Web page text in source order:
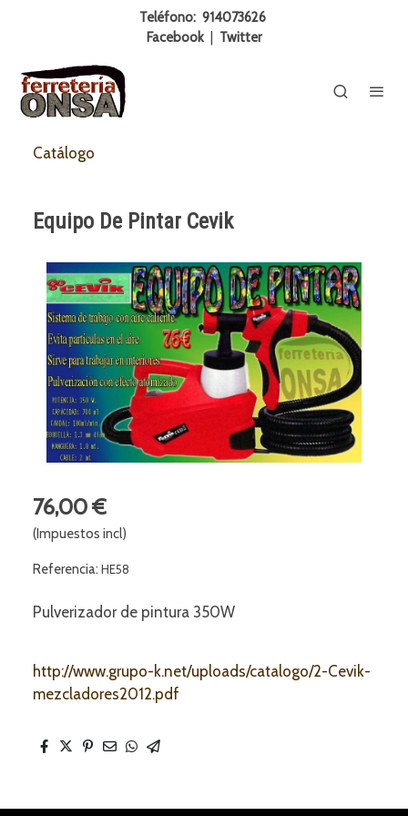
Teléfono: 914073626
Facebook
Twitter
Catálogo
Equipo De Pintar Cevik
76,00 €
(Impuestos incl)
Referencia: HE58
Pulverizador de pintura 350W
http://www.grupo-k.net/uploads/catalogo/2-Cevik-
mezcladores2012.pdf